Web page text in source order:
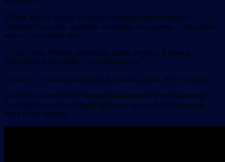
«Папа, много людей погибло. Пришли сюда полицию.
Пожалуйста, папа, пришли полицию, это срочно… они давят
меня», — сказала она.
«Сиди тихо. Ювали, доченька, дыши глубже. Прячься.
Притворись мертвой», — ответил отец.
«Пока», — сказала напоследок Юваль, думая, что это конец.
Она стала одной из 11 человек, выживших в том убежище.
Они прятались под грудой трупов в течение восьми часов,
пока их не спасли.